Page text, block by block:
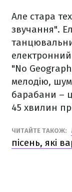
Але стара
звучання".
"No
мелодію, шум
барабани –
45 хвилин
ЧИТАЙТЕ ТАКОЖ:
пісень, які